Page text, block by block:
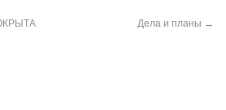
Дела и планы →